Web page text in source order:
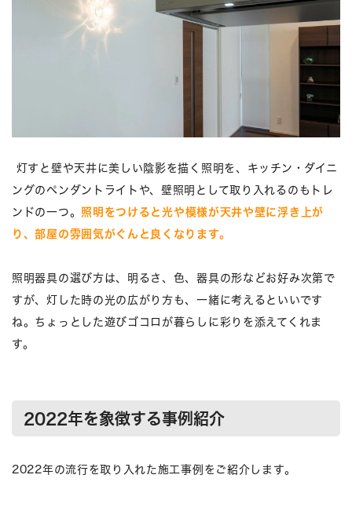
灯すと壁や天井に美しい陰影を描く照明を、キッチン・ダイニ
ングのペンダントライトや、壁照明として取り入れるのもトレ
ンドの一つ。 照明をつけると光や模様が天井や壁に浮き上が
り、部屋の雰囲気がぐんと良くなります。
照明器具の選び方は、明るさ、色、器具の形などお好み次第で
すが、灯した時の光の広がり方も、一緒に考えるといいです
ね。ちょっとした遊びゴコロが暮らしに彩りを添えてくれま
す。
2022年を象徴する事例紹介
2022年の流行を取り入れた施工事例をご紹介します。